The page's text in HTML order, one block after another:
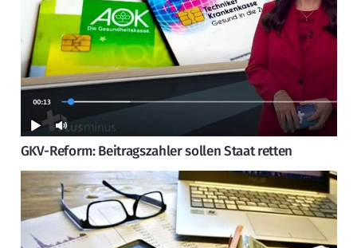
GKV-Reform: Beitragszahler sollen Staat retten